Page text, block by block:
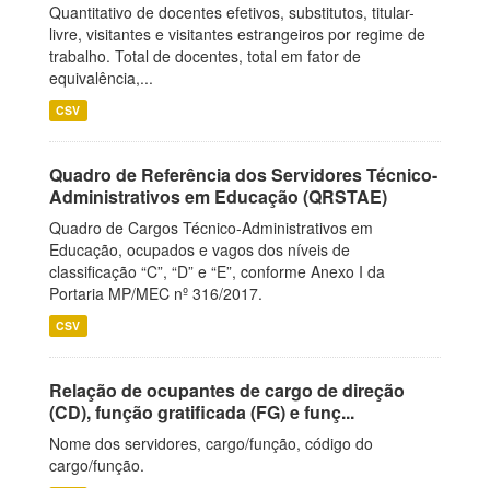
Quantitativo de docentes efetivos, substitutos, titular-
livre, visitantes e visitantes estrangeiros por regime de
trabalho. Total de docentes, total em fator de
equivalência,...
CSV
Quadro de Referência dos Servidores Técnico-
Administrativos em Educação (QRSTAE)
Quadro de Cargos Técnico-Administrativos em
Educação, ocupados e vagos dos níveis de
classificação “C”, “D” e “E”, conforme Anexo I da
Portaria MP/MEC nº 316/2017.
CSV
Relação de ocupantes de cargo de direção
(CD), função gratificada (FG) e funç...
Nome dos servidores, cargo/função, código do
cargo/função.